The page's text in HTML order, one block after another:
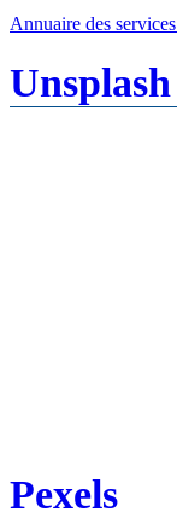
Annuaire des
Unsplash
Pexels